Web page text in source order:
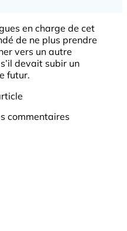
en charge de cet
de ne plus prendre
vers un autre
devait subir un
futur.
commentaires